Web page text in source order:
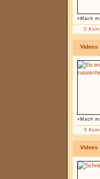
«Mach
5
Videos
«Mach
9
Videos